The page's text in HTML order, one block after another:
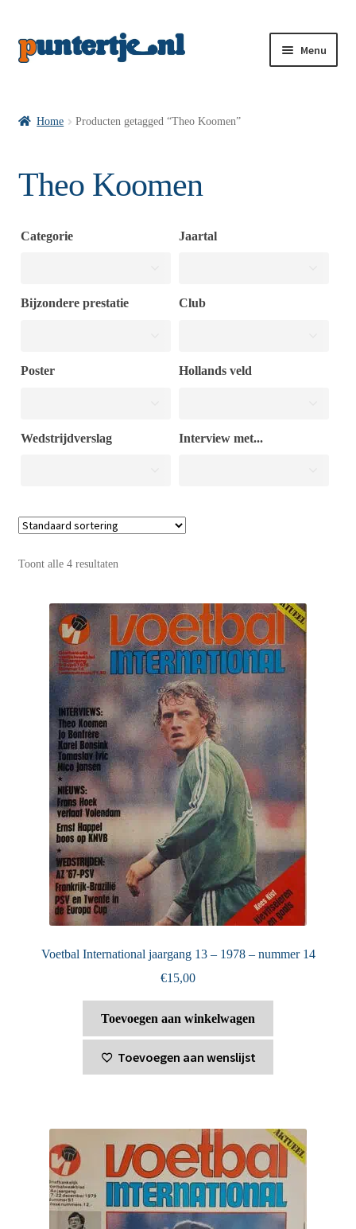
Menu
Home Producten getagged “Theo Koomen”
Theo Koomen
Categorie Jaartal
Bijzondere prestatie Club
Poster Hollands veld
Wedstrijdverslag Interview met...
Toont alle 4 resultaten
Voetbal International jaargang 13 – 1978 – nummer 14
€15,00
Toevoegen aan winkelwagen
Toevoegen aan wenslijst